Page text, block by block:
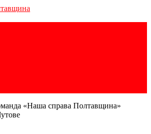
«Наша справа Полтавщина»